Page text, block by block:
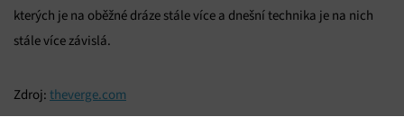
kterých je na oběžné dráze stále více a dnešní technika je na nich
stále více závislá.
Zdroj: theverge.com